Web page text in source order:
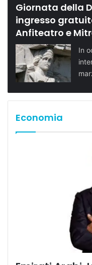
Giornata della
ingresso
Anfiteatro e
In
Economia